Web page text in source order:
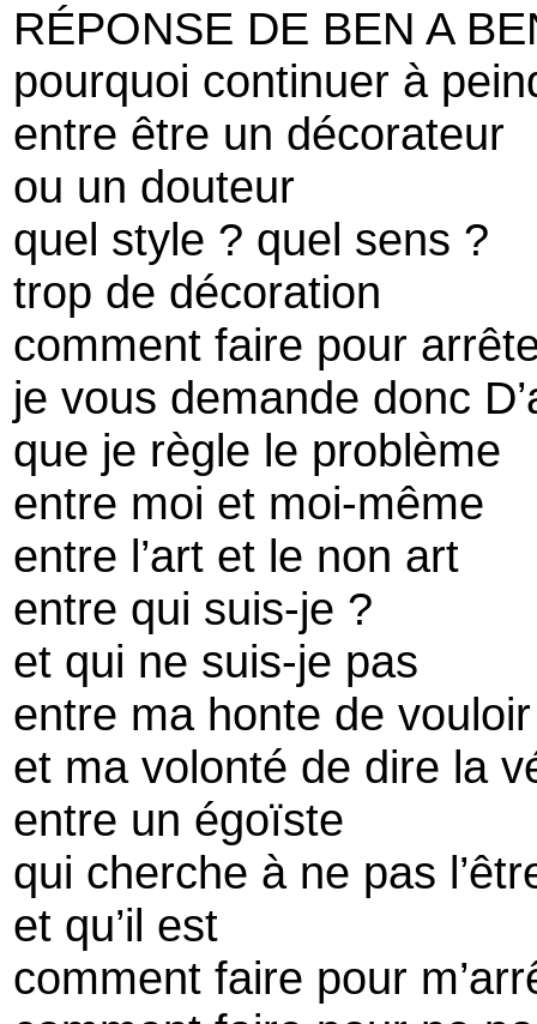
RÉPONSE DE BEN A
pourquoi continuer à
entre être un décorateur
ou un douteur
quel style ? quel sens ?
trop de décoration
comment faire pour
je vous demande donc
que je règle le problème
entre moi et moi-même
entre l’art et le non art
entre qui suis-je ?
et qui ne suis-je pas
entre ma honte de
et ma volonté de dire la
entre un égoïste
qui cherche à ne pas
et qu’il est
comment faire pour